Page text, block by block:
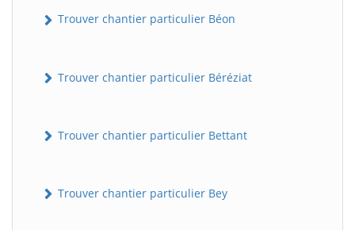
Trouver chantier particulier Béon
Trouver chantier particulier Béréziat
Trouver chantier particulier Bettant
Trouver chantier particulier Bey